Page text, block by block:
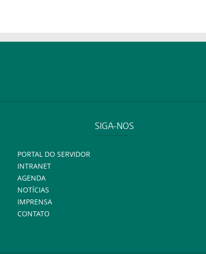
PORTAL DO SERVIDOR
INTRANET
AGENDA
NOTÍCIAS
IMPRENSA
CONTATO
SIGA-NOS